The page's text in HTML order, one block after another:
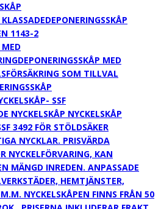
DEPONERINGSSKÅP
1143-2
DEPONERINGSSKÅP MED
SOM TILLVAL
SSF
NYCKELSKÅP NYCKELSKÅP
3492 FÖR STÖLDSÄKER
NYCKLAR. PRISVÄRDA
NYCKELFÖRVARING, KAN
MÄNGD INREDEN. ANPASSADE
HEMTJÄNSTER,
NYCKELSKÅPEN FINNS FRÅN 50